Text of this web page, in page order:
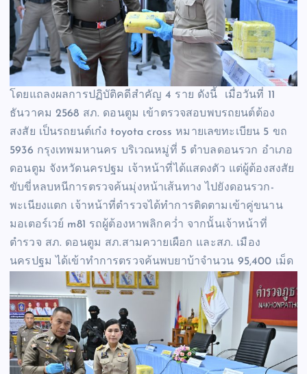
โดยแถลงผลการปฏิบัติคดีสำคัญ 4 ราย ดังนี้ เมื่อวันที่ 11
ธันวาคม 2568 สภ. ดอนตูม เข้าตรวจสอบพบรถยนต์ต้อง
สงสัย เป็นรถยนต์เก๋ง toyota cross หมายเลขทะเบียน 5 ขถ
5936 กรุงเทพมหานคร บริเวณหมู่ที่ 5 ตำบลดอนรวก อำเภอ
ดอนตูม จังหวัดนครปฐม เจ้าหน้าที่ได้แสดงตัว แต่ผู้ต้องสงสัย
ขับขี่หลบหนีการตรวจค้นมุ่งหน้าเส้นทาง ไปยังดอนรวก-
พะเนียงแตก เจ้าหน้าที่ตำรวจได้ทำการติดตามเข้าคู่ขนาน
มอเตอร์เวย์ m81 รถผู้ต้องหาพลิกคว่ำ จากนั้นเจ้าหน้าที่
ตำรวจ สภ. ดอนตูม สภ.สามควายเผือก และสภ. เมือง
นครปฐม ได้เข้าทำการตรวจค้นพบยาบ้าจำนวน 95,400 เม็ด